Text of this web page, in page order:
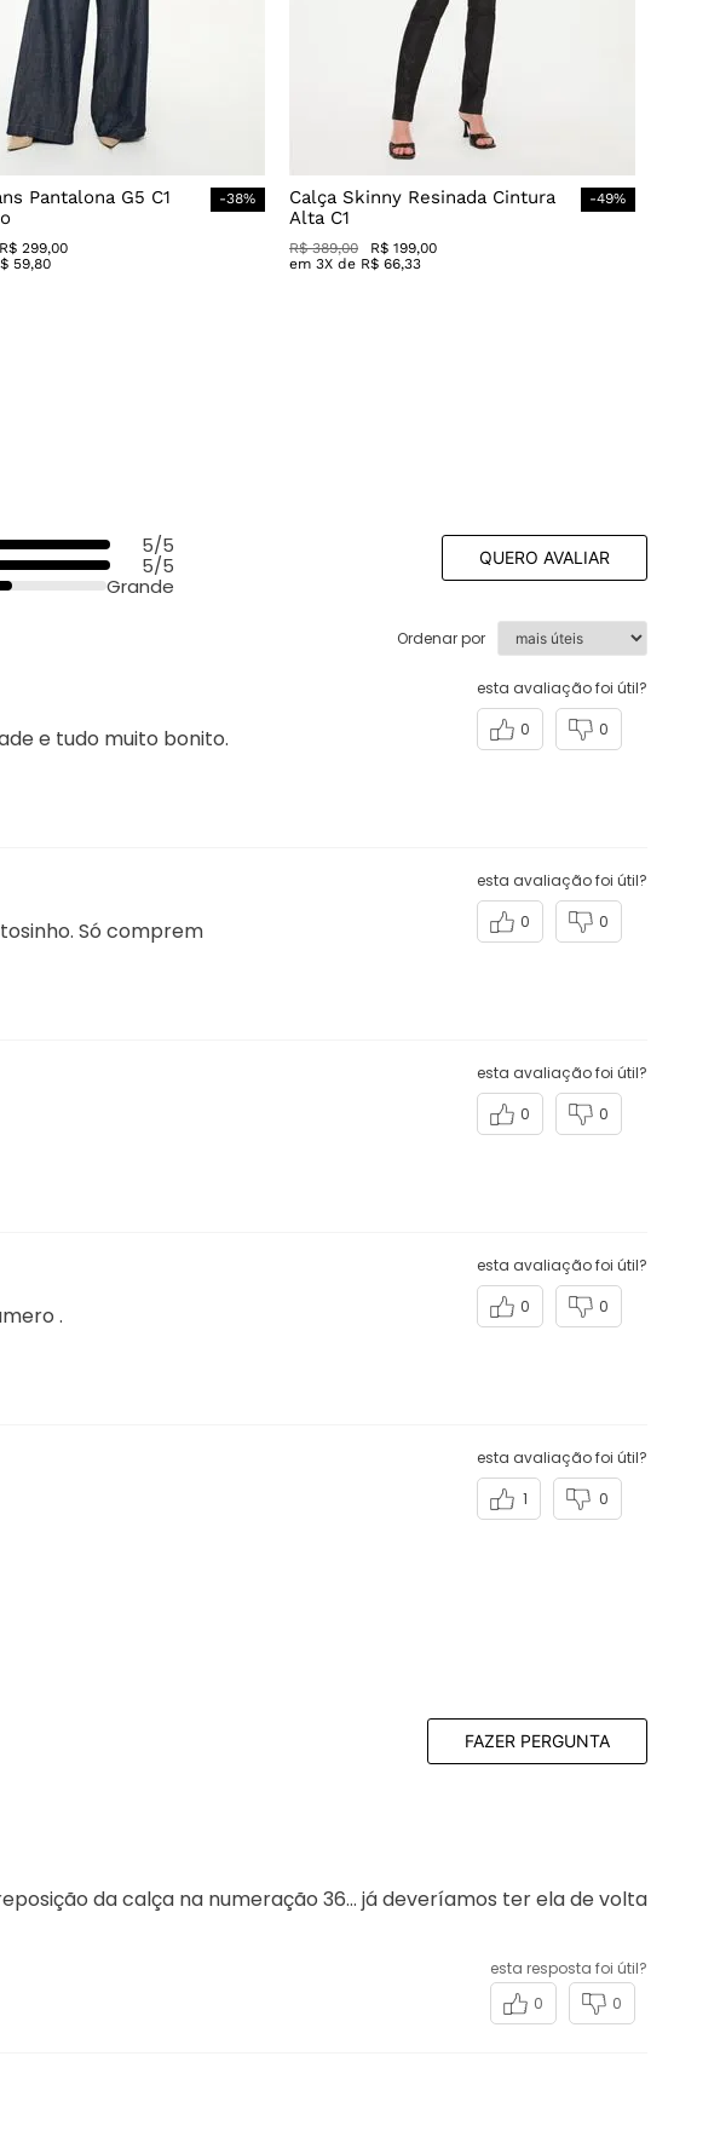
Pantalona G5 C1
-38%
R$ 299,00
59,80
Calça Skinny Resinada Cintura
Alta C1
-49%
R$ 389,00 R$ 199,00
em3X de R$ 66,33
5/5
5/5
Grande
QUERO AVALIAR
Ordenar por
e tudo muito bonito.
esta avaliação foi útil?
0
0
Só comprem
esta avaliação foi útil?
0
0
esta avaliação foi útil?
0
0
.
esta avaliação foi útil?
0
0
esta avaliação foi útil?
1
0
FAZER PERGUNTA
da calça na numeração 36… já deveríamos ter ela de volta
esta resposta foi útil?
0
0